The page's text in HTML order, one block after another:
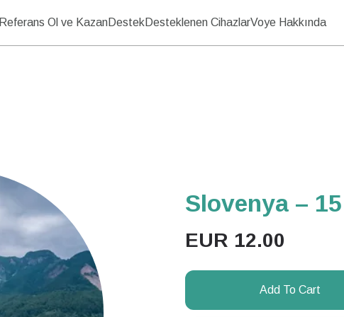
Referans Ol ve KazanDestekDesteklenen CihazlarVoye Hakkında
Slovenya –
EUR 12.00
Add To Cart